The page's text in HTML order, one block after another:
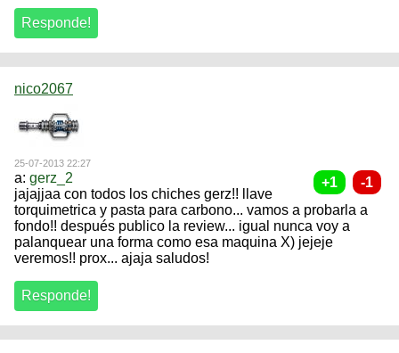
nico2067
25-07-2013 22:27
a: gerz_2
jajajjaa con todos los chiches gerz!! llave
torquimetrica y pasta para carbono... vamos a probarla a
fondo!! después publico la review... igual nunca voy a
palanquear una forma como esa maquina X) jejeje
veremos!! prox... ajaja saludos!